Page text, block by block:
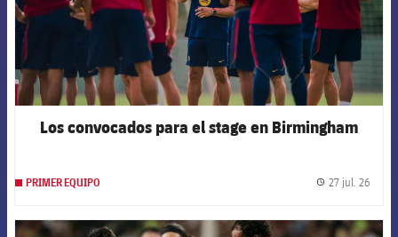
Los convocados para el stage en Birmingham
PRIMER EQUIPO 27 jul. 26
FCB Barcelona badge